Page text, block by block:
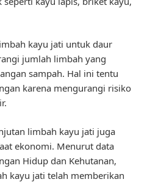
kayu jati untuk daur
jumlah limbah yang
sampah. Hal ini tentu
karena mengurangi risiko
limbah kayu jati juga
ekonomi. Menurut data
Hidup dan Kehutanan,
kayu jati telah memberikan